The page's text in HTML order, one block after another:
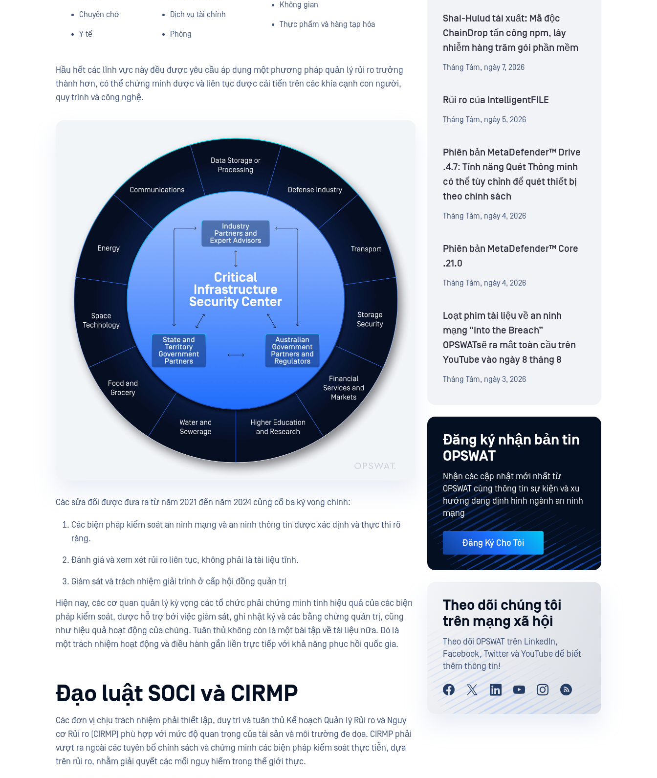
Chuyên chở
Y tế
Dịch vụ tài chính
Phòng
Không gian
Thực phẩm và hàng tạp hóa
Hầu hết các lĩnh vực này đều được yêu cầu áp dụng một phương pháp quản lý rủi ro trưởng
thành hơn, có thể chứng minh được và liên tục được cải tiến trên các khía cạnh con người,
quy trình và công nghệ.
Các sửa đổi được đưa ra từ năm 2021 đến năm 2024 củng cố ba kỳ vọng chính:
Các biện pháp kiểm soát an ninh mạng và an ninh thông tin được xác định và thực thi rõ
ràng.
Đánh giá và xem xét rủi ro liên tục, không phải là tài liệu tĩnh.
Giám sát và trách nhiệm giải trình ở cấp hội đồng quản trị
Hiện nay, các cơ quan quản lý kỳ vọng các tổ chức phải chứng minh tính hiệu quả của các biện
pháp kiểm soát, được hỗ trợ bởi việc giám sát, ghi nhật ký và các bằng chứng quản trị, cũng
như hiệu quả hoạt động của chúng. Tuân thủ không còn là một bài tập về tài liệu nữa. Đó là
một trách nhiệm hoạt động và điều hành gắn liền trực tiếp với khả năng phục hồi quốc gia.
Đạo luật SOCI và CIRMP
Các đơn vị chịu trách nhiệm phải thiết lập, duy trì và tuân thủ Kế hoạch Quản lý Rủi ro và Nguy
cơ Rủi ro (CIRMP) phù hợp với mức độ quan trọng của tài sản và môi trường đe dọa. CIRMP phải
vượt ra ngoài các tuyên bố chính sách và chứng minh các biện pháp kiểm soát thực tiễn, dựa
trên rủi ro, nhằm giải quyết các mối nguy hiểm trong thế giới thực.
Shai-Hulud tái xuất: Mã độc
ChainDrop tấn công npm, lây
nhiễm hàng trăm gói phần mềm
Tháng Tám, ngày 7, 2026
Rủi ro của IntelligentFILE
Tháng Tám, ngày 5, 2026
Phiên bản MetaDefender™ Drive
.4.7: Tính năng Quét Thông minh
có thể tùy chỉnh để quét thiết bị
theo chính sách
Tháng Tám, ngày 4, 2026
Phiên bản MetaDefender™ Core
.21.0
Tháng Tám, ngày 4, 2026
Loạt phim tài liệu về an ninh
mạng “Into the Breach”
OPSWATsẽ ra mắt toàn cầu trên
YouTube vào ngày 8 tháng 8
Tháng Tám, ngày 3, 2026
Đăng ký nhận bản tin
OPSWAT
Nhận các cập nhật mới nhất từ
OPSWAT cùng thông tin sự kiện và xu
hướng đang định hình ngành an ninh
mạng
Đăng Ký Cho Tôi
Theo dõi chúng tôi
trên mạng xã hội
Theo dõi OPSWAT trên LinkedIn,
Facebook, Twitter và YouTube để biết
thêm thông tin!